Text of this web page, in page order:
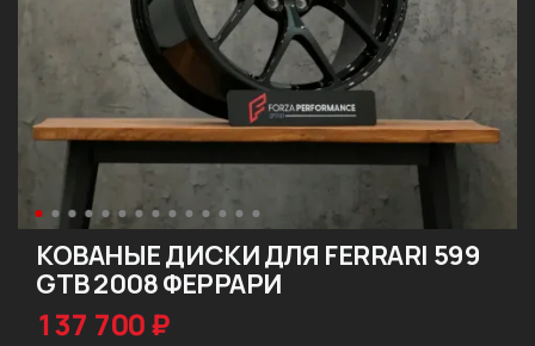
КОВАНЫЕ ДИСКИ ДЛЯ FERRARI 599
GTB 2008 ФЕРРАРИ
137 700 ₽